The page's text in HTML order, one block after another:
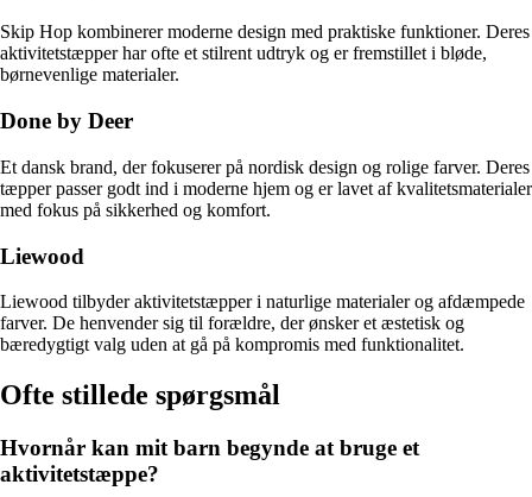
Skip Hop kombinerer moderne design med praktiske funktioner. Deres
aktivitetstæpper har ofte et stilrent udtryk og er fremstillet i bløde,
børnevenlige materialer.
Done by Deer
Et dansk brand, der fokuserer på nordisk design og rolige farver. Deres
tæpper passer godt ind i moderne hjem og er lavet af kvalitetsmaterialer
med fokus på sikkerhed og komfort.
Liewood
Liewood tilbyder aktivitetstæpper i naturlige materialer og afdæmpede
farver. De henvender sig til forældre, der ønsker et æstetisk og
bæredygtigt valg uden at gå på kompromis med funktionalitet.
Ofte stillede spørgsmål
Hvornår kan mit barn begynde at bruge et
aktivitetstæppe?